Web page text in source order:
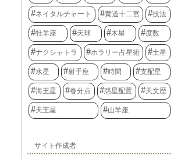
ネイタルチャート 黄道十二宮 技法
牡羊座 天球 木星 度数
ナクシャトラ ホラリー占星術 土星
水星 射手座 時間 支配星
海王星 春分点 惑星配置 天文歴
天王星 山羊座
サイト作成者